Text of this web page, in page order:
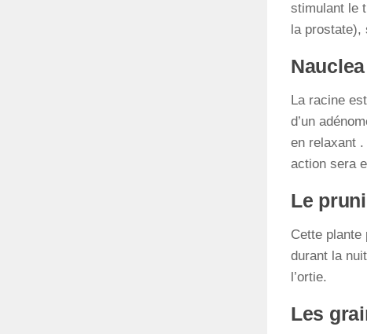
stimulant le
la prostate),
La racine
d’un
en relaxant .
action sera
Le
Cette plante
durant la
l’ortie.
Les